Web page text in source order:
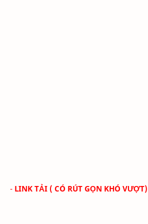
- LINK TẢI ( CÓ RÚT GỌN KHÓ VƯỢT)